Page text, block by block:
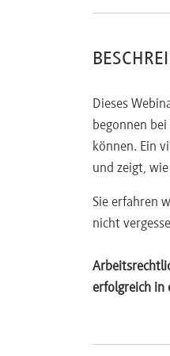
Erreichen
Zeugnis
Arten
Dieses
begonnen
können. Ein
und zeigt,
Sie erfahren
nicht
erfolgreich in